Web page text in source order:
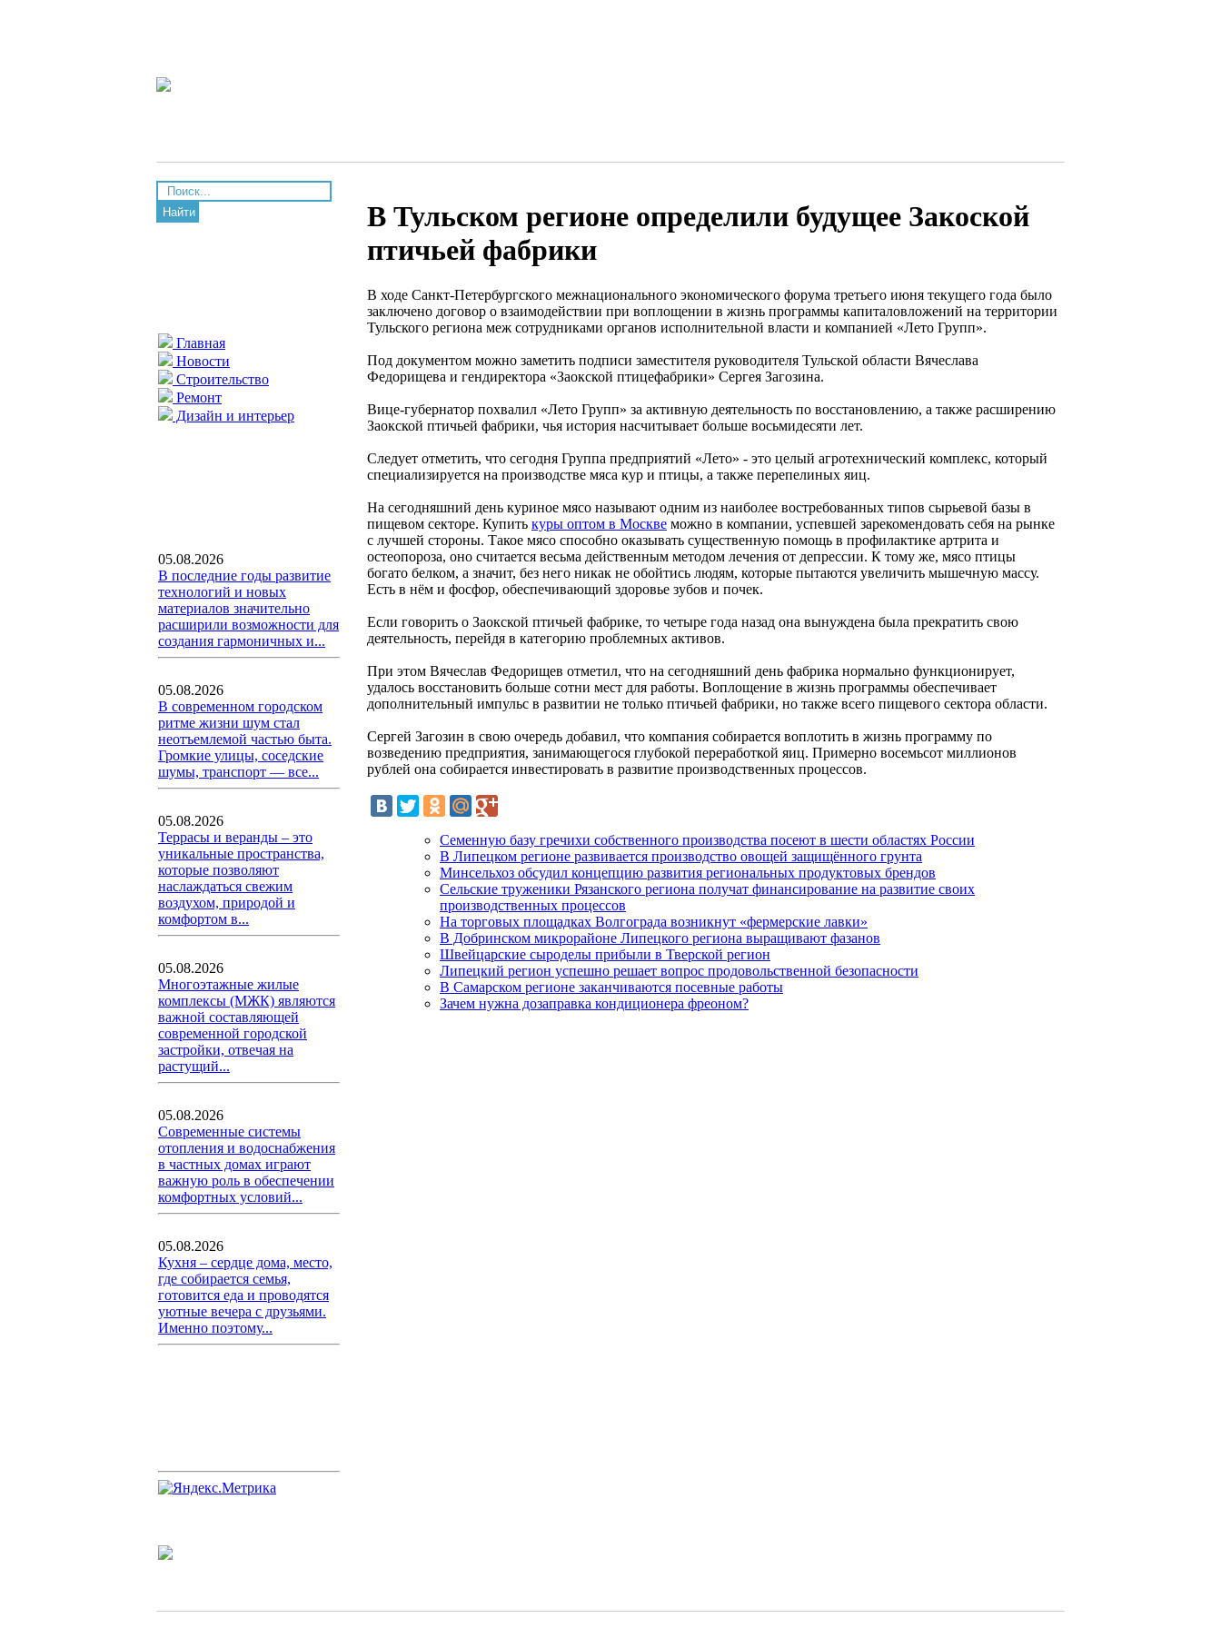
Найти
Главная
Новости
Строительство
Ремонт
Дизайн и интерьер
05.08.2026
В последние годы развитие
технологий и новых
материалов значительно
расширили возможности для
создания гармоничных и...
05.08.2026
В современном городском
ритме жизни шум стал
неотъемлемой частью быта.
Громкие улицы, соседские
шумы, транспорт — все...
05.08.2026
Террасы и веранды – это
уникальные пространства,
которые позволяют
наслаждаться свежим
воздухом, природой и
комфортом в...
05.08.2026
Многоэтажные жилые
комплексы (МЖК) являются
важной составляющей
современной городской
застройки, отвечая на
растущий...
05.08.2026
Современные системы
отопления и водоснабжения
в частных домах играют
важную роль в обеспечении
комфортных условий...
05.08.2026
Кухня – сердце дома, место,
где собирается семья,
готовится еда и проводятся
уютные вечера с друзьями.
Именно поэтому...
В Тульском регионе определили будущее Закоской
птичьей фабрики
В ходе Санкт-Петербургского межнационального экономического форума третьего июня текущего года было
заключено договор о взаимодействии при воплощении в жизнь программы капиталовложений на территории
Тульского региона меж сотрудниками органов исполнительной власти и компанией «Лето Групп».
Под документом можно заметить подписи заместителя руководителя Тульской области Вячеслава
Федорищева и гендиректора «Заокской птицефабрики» Сергея Загозина.
Вице-губернатор похвалил «Лето Групп» за активную деятельность по восстановлению, а также расширению
Заокской птичьей фабрики, чья история насчитывает больше восьмидесяти лет.
Следует отметить, что сегодня Группа предприятий «Лето» - это целый агротехнический комплекс, который
специализируется на производстве мяса кур и птицы, а также перепелиных яиц.
На сегодняшний день куриное мясо называют одним из наиболее востребованных типов сырьевой базы в
пищевом секторе. Купить куры оптом в Москве можно в компании, успевшей зарекомендовать себя на рынке
с лучшей стороны. Такое мясо способно оказывать существенную помощь в профилактике артрита и
остеопороза, оно считается весьма действенным методом лечения от депрессии. К тому же, мясо птицы
богато белком, а значит, без него никак не обойтись людям, которые пытаются увеличить мышечную массу.
Есть в нём и фосфор, обеспечивающий здоровье зубов и почек.
Если говорить о Заокской птичьей фабрике, то четыре года назад она вынуждена была прекратить свою
деятельность, перейдя в категорию проблемных активов.
При этом Вячеслав Федорищев отметил, что на сегодняшний день фабрика нормально функционирует,
удалось восстановить больше сотни мест для работы. Воплощение в жизнь программы обеспечивает
дополнительный импульс в развитии не только птичьей фабрики, но также всего пищевого сектора области.
Сергей Загозин в свою очередь добавил, что компания собирается воплотить в жизнь программу по
возведению предприятия, занимающегося глубокой переработкой яиц. Примерно восемьсот миллионов
рублей она собирается инвестировать в развитие производственных процессов.
Семенную базу гречихи собственного производства посеют в шести областях России
В Липецком регионе развивается производство овощей защищённого грунта
Минсельхоз обсудил концепцию развития региональных продуктовых брендов
Сельские труженики Рязанского региона получат финансирование на развитие своих
производственных процессов
На торговых площадках Волгограда возникнут «фермерские лавки»
В Добринском микрорайоне Липецкого региона выращивают фазанов
Швейцарские сыроделы прибыли в Тверской регион
Липецкий регион успешно решает вопрос продовольственной безопасности
В Самарском регионе заканчиваются посевные работы
Зачем нужна дозаправка кондиционера фреоном?